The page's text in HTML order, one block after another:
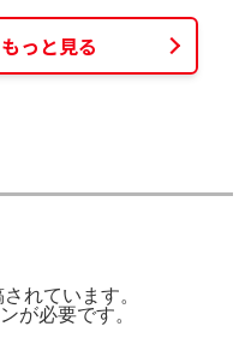
っと見る
れています。
が必要です。